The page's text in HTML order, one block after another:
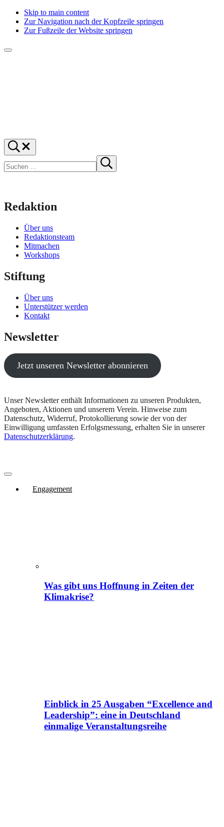
Skip to main content
Zur Navigation nach der Kopfzeile springen
Zur Fußzeile der Website springen
Menü
f1rstlife
Und
was
denkst
du?
Suchen
…
Suche
starten
Redaktion
Über uns
Redaktionsteam
Mitmachen
Workshops
Stiftung
Über uns
Unterstützer werden
Kontakt
Newsletter
Jetzt unseren Newsletter abonnieren
Unser Newsletter enthält Informationen zu unseren Produkten,
Angeboten, Aktionen und unserem Verein. Hinweise zum
Datenschutz, Widerruf, Protokollierung sowie der von der
Einwilligung umfassten Erfolgsmessung, erhalten Sie in unserer
Datenschutzerklärung.
Engagement
Was gibt uns Hoffnung in Zeiten der
Klimakrise?
Einblick in 25 Ausgaben “Excellence and
Leadership”: eine in Deutschland
einmalige Veranstaltungsreihe